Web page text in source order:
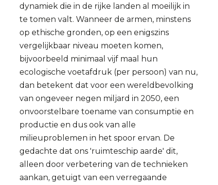
dynamiek die in de rijke landen al moeilijk in
te tomen valt. Wanneer de armen, minstens
op ethische gronden, op een enigszins
vergelijkbaar niveau moeten komen,
bijvoorbeeld minimaal vijf maal hun
ecologische voetafdruk (per persoon) van nu,
dan betekent dat voor een wereldbevolking
van ongeveer negen miljard in 2050, een
onvoorstelbare toename van consumptie en
productie en dus ook van alle
milieuproblemen in het spoor ervan. De
gedachte dat ons 'ruimteschip aarde' dit,
alleen door verbetering van de technieken
aankan, getuigt van een verregaande